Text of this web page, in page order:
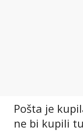
Pošta je
ne bi kupili